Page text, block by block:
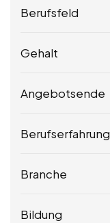
Berufsfeld
Gehalt
Angebotsende
Berufserfahrung
Branche
Bildung